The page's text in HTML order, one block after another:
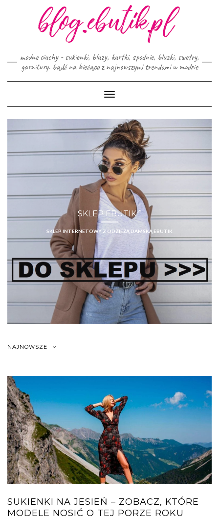
modne ciuchy - sukienki, bluzy, kurtki, spodnie, bluzki, swetry,
garnitury. bądź na bieżąco z najnowszymi trendami w modzie
Toggle
Navigation
SKLEP EBUTIK
SKLEP INTERNETOWY Z ODZIEŻĄ DAMSKĄ EBUTIK
NAJNOWSZE
SUKIENKI NA JESIEŃ – ZOBACZ, KTÓRE
MODELE NOSIĆ O TEJ PORZE ROKU